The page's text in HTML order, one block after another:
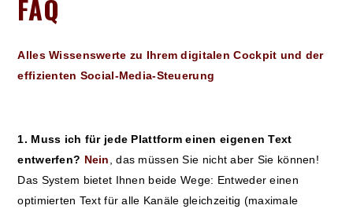
FAQ
Alles Wissenswerte zu Ihrem digitalen Cockpit und der
effizienten Social-Media-Steuerung
1. Muss ich für jede Plattform einen eigenen Text
entwerfen? Nein
, das müssen Sie nicht aber Sie können!
Das System bietet Ihnen beide Wege: Entweder einen
optimierten Text für alle Kanäle gleichzeitig (maximale